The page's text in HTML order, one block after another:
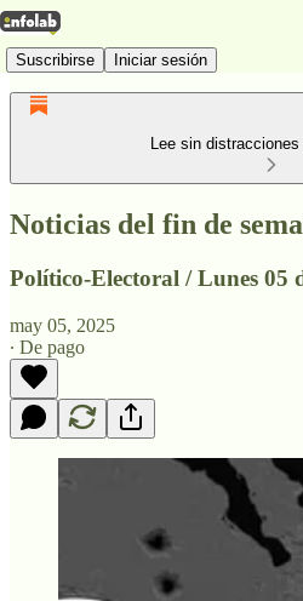
Suscribirse Iniciar sesión
Lee sin
Noticias del fin de
Político-Electoral / Lunes 05
may 05, 2025
∙ De pago